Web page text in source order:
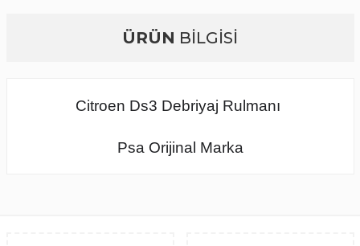
ÜRÜN BİLGİSİ
Citroen Ds3 Debriyaj Rulmanı
Psa Orijinal Marka